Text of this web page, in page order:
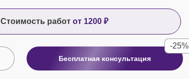
Стоимость работ от 1200 ₽
Бесплатная консультация
-25%